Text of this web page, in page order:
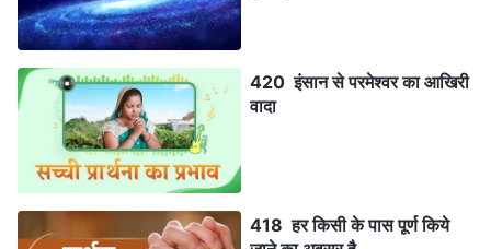
420 इंसान से परमेश्वर का आखिरी
वादा
418 हर किसी के पास पूर्ण किये